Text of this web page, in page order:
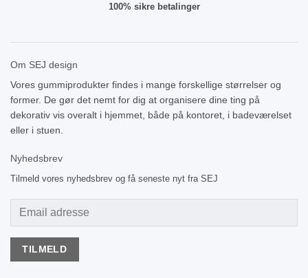
100% sikre betalinger
Om SEJ design
Vores gummiprodukter findes i mange forskellige størrelser og
former. De gør det nemt for dig at organisere dine ting på
dekorativ vis overalt i hjemmet, både på kontoret, i badeværelset
eller i stuen.
Nyhedsbrev
Tilmeld vores nyhedsbrev og få seneste nyt fra SEJ